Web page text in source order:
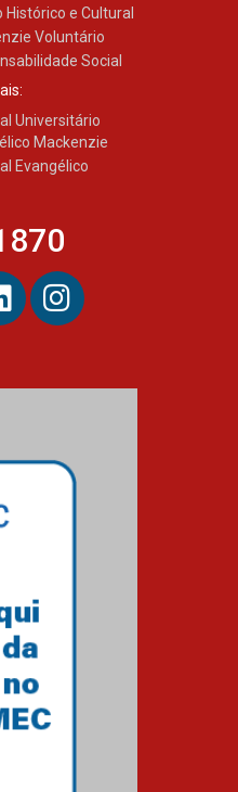
Histórico e Cultural
Voluntário
Social
Universitário
Mackenzie
Evangélico